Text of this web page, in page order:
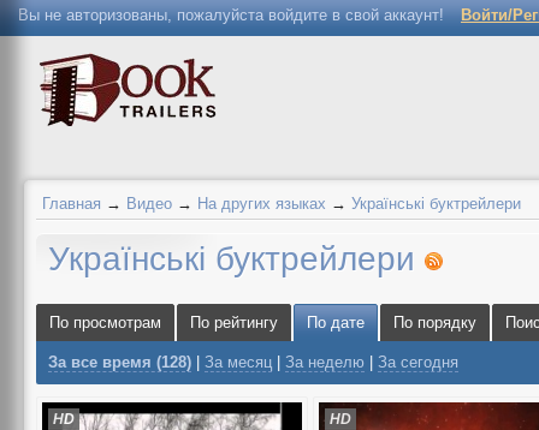
Вы не авторизованы, пожалуйста войдите в свой аккаунт! Войти/
Главная → Видео → На других языках → Українські буктрейлери
Українські буктрейлери
По просмотрам По рейтингу По дате По порядку
За все время (128) За месяц За неделю За сегодня
HD HD